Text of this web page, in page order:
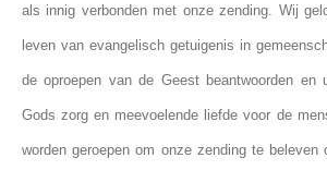
als innig verbonden met onze zending. Wij
leven van evangelisch getuigenis in
de oproepen van de Geest beantwoorden en
Gods zorg en meevoelende liefde voor de
worden geroepen om onze zending te beleven